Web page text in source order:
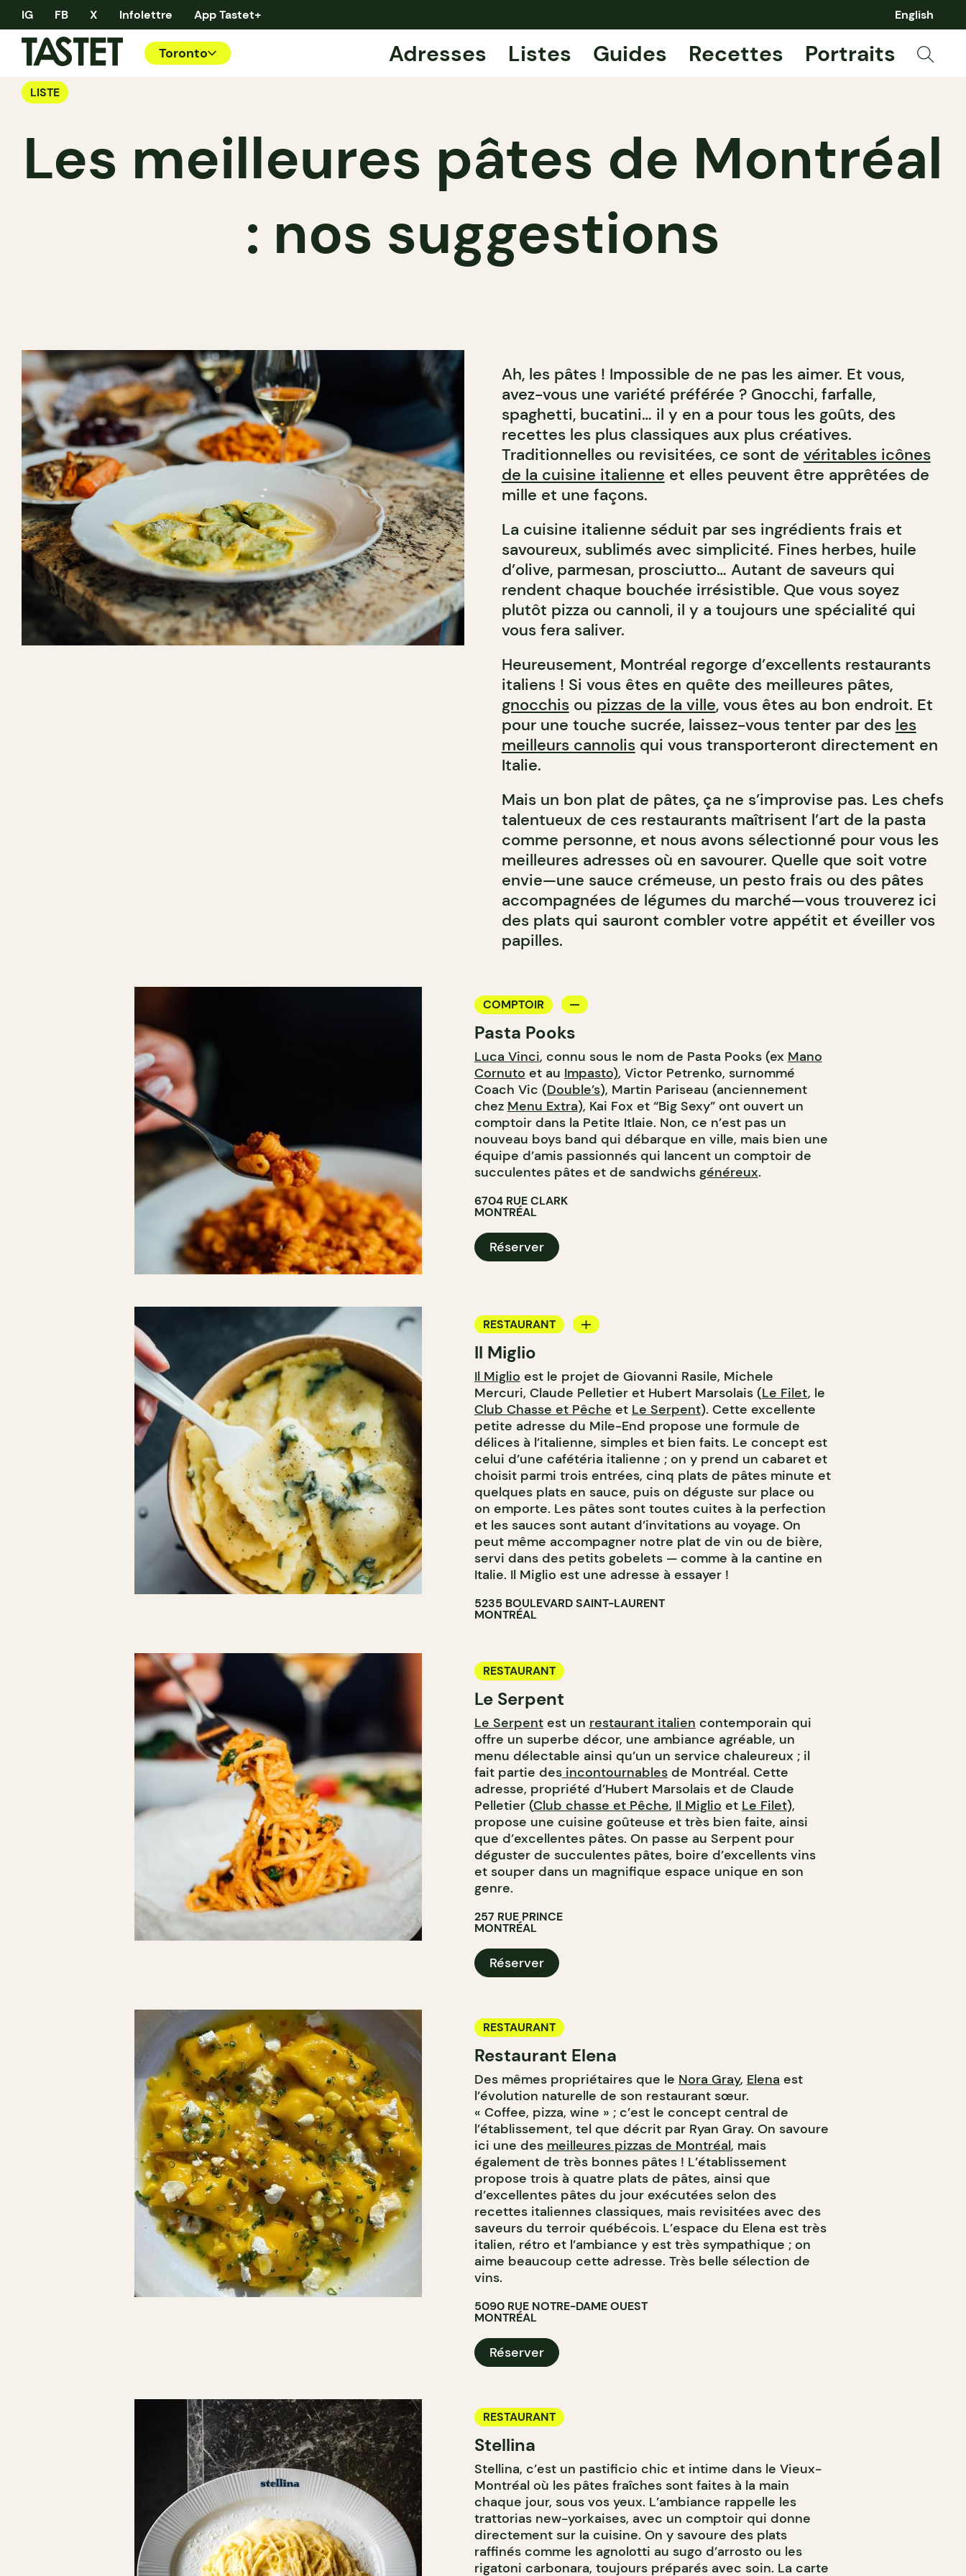
IG FB X Infolettre App Tastet+ English
Toronto Adresses Listes Guides Recettes Portraits
LISTE
Les meilleures pâtes de Montréal
: nos suggestions
Ah, les pâtes ! Impossible de ne pas les aimer. Et vous,
avez-vous une variété préférée ? Gnocchi, farfalle,
spaghetti, bucatini… il y en a pour tous les goûts, des
recettes les plus classiques aux plus créatives.
Traditionnelles ou revisitées, ce sont de véritables icônes
de la cuisine italienne et elles peuvent être apprêtées de
mille et une façons.
La cuisine italienne séduit par ses ingrédients frais et
savoureux, sublimés avec simplicité. Fines herbes, huile
d’olive, parmesan, prosciutto… Autant de saveurs qui
rendent chaque bouchée irrésistible. Que vous soyez
plutôt pizza ou cannoli, il y a toujours une spécialité qui
vous fera saliver.
Heureusement, Montréal regorge d’excellents restaurants
italiens ! Si vous êtes en quête des meilleures pâtes,
gnocchisou pizzas de la ville, vous êtes au bon endroit. Et
pour une touche sucrée, laissez-vous tenter par des les
meilleurs cannolisqui vous transporteront directement en
Italie.
Mais un bon plat de pâtes, ça ne s’improvise pas. Les chefs
talentueux de ces restaurants maîtrisent l’art de la pasta
comme personne, et nous avons sélectionné pour vous les
meilleures adresses où en savourer. Quelle que soit votre
envie—une sauce crémeuse, un pesto frais ou des pâtes
accompagnées de légumes du marché—vous trouverez ici
des plats qui sauront combler votre appétit et éveiller vos
papilles.
COMPTOIR
Pasta Pooks
Luca Vinci, connu sous le nom de Pasta Pooks (ex Mano
Cornuto et au Impasto), Victor Petrenko, surnommé
Coach Vic (Double’s), Martin Pariseau (anciennement
chez Menu Extra), Kai Fox et “Big Sexy” ont ouvert un
comptoir dans la Petite Itlaie. Non, ce n’est pas un
nouveau boys band qui débarque en ville, mais bien une
équipe d’amis passionnés qui lancent un comptoir de
succulentes pâtes et de sandwichs généreux.
6704 RUE CLARK
MONTRÉAL
Réserver
RESTAURANT
ÉPICERIE / DEP
COMPTOIR
Il Miglio
Il Miglio est le projet de Giovanni Rasile, Michele
Mercuri, Claude Pelletier et Hubert Marsolais (Le Filet, le
Club Chasse et Pêche et Le Serpent). Cette excellente
petite adresse du Mile-End propose une formule de
délices à l’italienne, simples et bien faits. Le concept est
celui d’une cafétéria italienne ; on y prend un cabaret et
choisit parmi trois entrées, cinq plats de pâtes minute et
quelques plats en sauce, puis on déguste sur place ou
on emporte. Les pâtes sont toutes cuites à la perfection
et les sauces sont autant d’invitations au voyage. On
peut même accompagner notre plat de vin ou de bière,
servi dans des petits gobelets — comme à la cantine en
Italie. Il Miglio est une adresse à essayer !
5235 BOULEVARD SAINT-LAURENT
MONTRÉAL
RESTAURANT
Le Serpent
Le Serpentest un restaurant italien contemporain qui
offre un superbe décor, une ambiance agréable, un
menu délectable ainsi qu’un un service chaleureux ; il
fait partie desincontournablesde Montréal. Cette
adresse, propriété d’Hubert Marsolais et de Claude
Pelletier (Club chasse et Pêche, Il Miglio et Le Filet),
propose une cuisine goûteuse et très bien faite, ainsi
que d’excellentes pâtes. On passe au Serpent pour
déguster de succulentes pâtes, boire d’excellents vins
et souper dans un magnifique espace unique en son
genre.
257 RUE PRINCE
MONTRÉAL
Réserver
RESTAURANT
Restaurant Elena
Des mêmes propriétaires que le Nora Gray, Elena est
l’évolution naturelle de son restaurant sœur.
« Coffee, pizza, wine » ; c’est le concept central de
l’établissement, tel que décrit par Ryan Gray. On savoure
ici une des meilleures pizzas de Montréal, mais
également de très bonnes pâtes ! L’établissement
propose trois à quatre plats de pâtes, ainsi que
d’excellentes pâtes du jour exécutées selon des
recettes italiennes classiques, mais revisitées avec des
saveurs du terroir québécois. L’espace du Elena est très
italien, rétro et l’ambiance y est très sympathique ; on
aime beaucoup cette adresse. Très belle sélection de
vins.
5090 RUE NOTRE-DAME OUEST
MONTRÉAL
Réserver
RESTAURANT
Stellina
Stellina, c’est un pastificio chic et intime dans le Vieux-
Montréal où les pâtes fraîches sont faites à la main
chaque jour, sous vos yeux. L’ambiance rappelle les
trattorias new-yorkaises, avec un comptoir qui donne
directement sur la cuisine. On y savoure des plats
raffinés comme les agnolotti au sugo d’arrosto ou les
rigatoni carbonara, toujours préparés avec soin. La carte